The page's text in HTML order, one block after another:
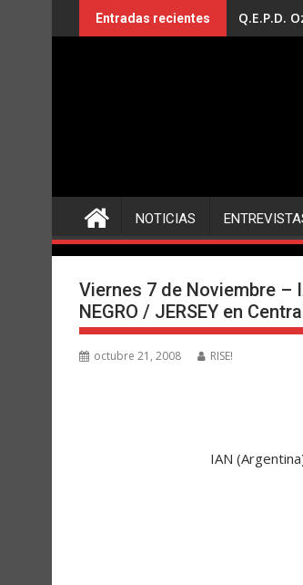
al
Entradas recientes Q.E.P.D.
NOTICIAS
Viernes 7 de Noviembre –
NEGRO / JERSEY en
octubre 21, 2008 RISE!
IAN